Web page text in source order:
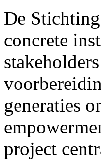
De
concrete
generaties
project